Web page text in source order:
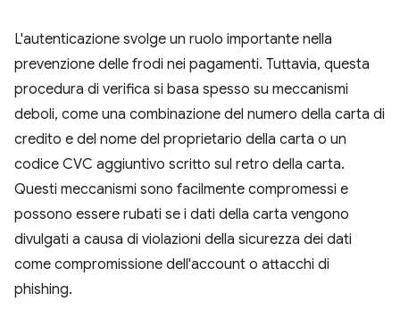
L'autenticazione svolge un ruolo importante nella
prevenzione delle frodi nei pagamenti. Tuttavia, questa
procedura di verifica si basa spesso su meccanismi
deboli, come una combinazione del numero della carta di
credito e del nome del proprietario della carta o un
codice CVC aggiuntivo scritto sul retro della carta.
Questi meccanismi sono facilmente compromessi e
possono essere rubati se i dati della carta vengono
divulgati a causa di violazioni della sicurezza dei dati
come compromissione dell'account o attacchi di
phishing.